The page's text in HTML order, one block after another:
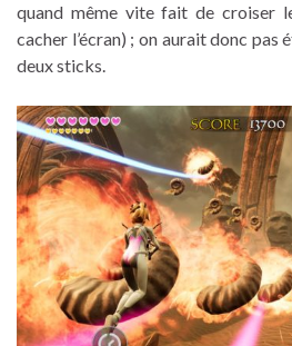
quand même vite fait de croiser
cacher l’écran) ; on aurait donc
deux sticks.